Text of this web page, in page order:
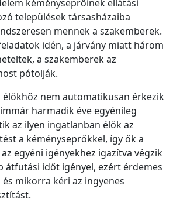
kéményseprőinek ellátási
települések társasházaiba
mennek a szakemberek.
idén, a járvány miatt három
a szakemberek az
pótolják.
élőkhöz nem automatikusan érkezik
harmadik éve egyénileg
az ilyen ingatlanban élők az
a kéményseprőkkel, így ők a
egyéni igényekhez igazítva végzik
átfutási időt igényel, ezért érdemes
mikorra kéri az ingyenes